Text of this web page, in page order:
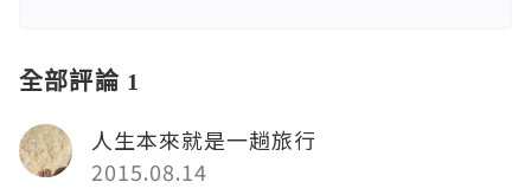
全部評論 1
人生本來就是一趟旅行
2015.08.14